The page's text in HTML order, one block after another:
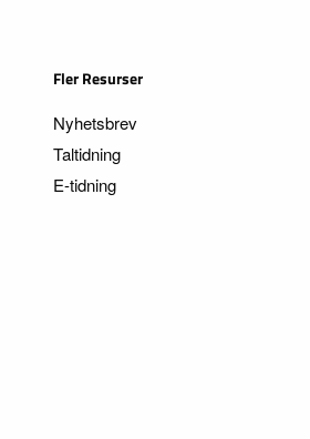
Fler Resurser
Nyhetsbrev
Taltidning
E-tidning